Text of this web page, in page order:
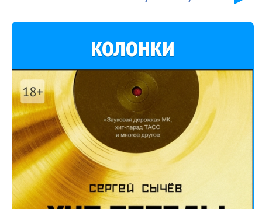
колонки